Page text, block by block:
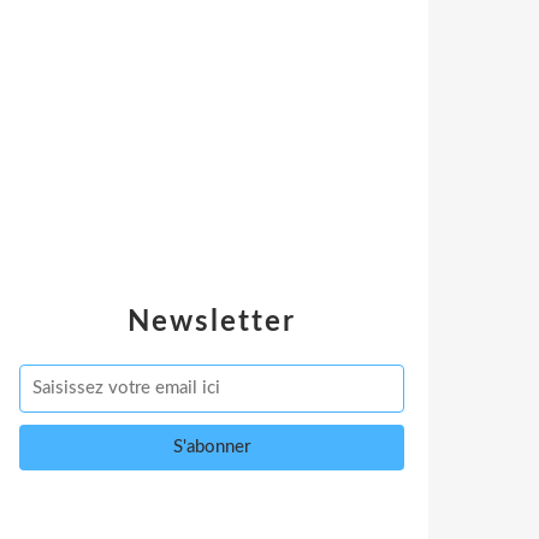
Newsletter